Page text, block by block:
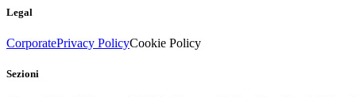
Legal
CorporatePrivacy PolicyCookie Policy
Sezioni